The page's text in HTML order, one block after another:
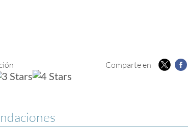
Comparte en Twitter